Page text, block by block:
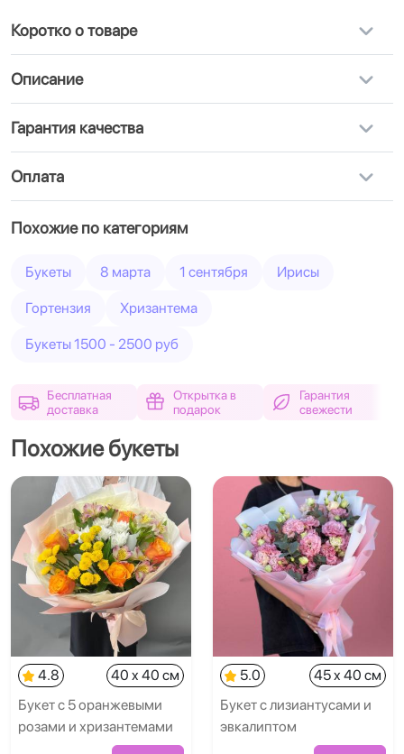
Коротко о товаре
Описание
Гарантия качества
Оплата
Похожие по категориям
Букеты 8 марта 1 сентября Ирисы
Гортензия Хризантема
Букеты 1500 - 2500 руб
Бесплатная
доставка
Открытка в
подарок
Гарантия
свежести
Похожие букеты
4.8
40 x 40 см
Букет с 5 оранжевыми
розами и хризантемами
5.0
45 x 40 см
Букет с лизиантусами и
эвкалиптом